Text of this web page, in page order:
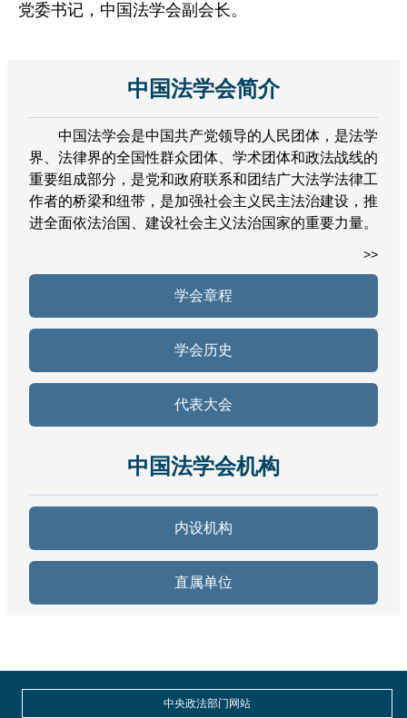
党委书记，中国法学会副会长。
中国法学会简介
中国法学会是中国共产党领导的人民团体，是法学
界、法律界的全国性群众团体、学术团体和政法战线的
重要组成部分，是党和政府联系和团结广大法学法律工
作者的桥梁和纽带，是加强社会主义民主法治建设，推
进全面依法治国、建设社会主义法治国家的重要力量。
>>
学会章程
学会历史
代表大会
中国法学会机构
内设机构
直属单位
中央政法部门网站